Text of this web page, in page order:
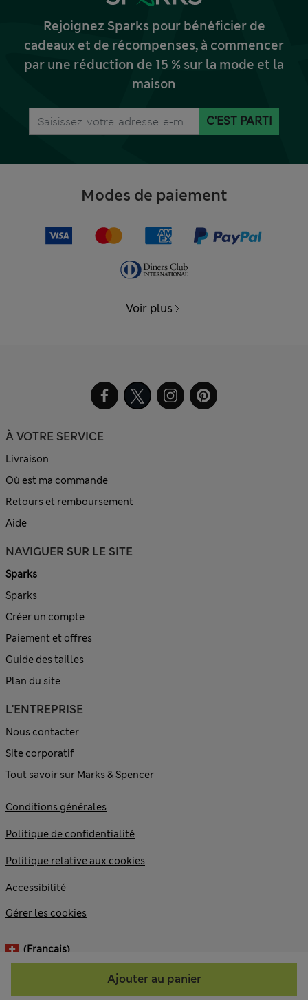
Ajouter au panier
Rejoignez Sparks pour bénéficier de
cadeaux et de récompenses, à commencer
par une réduction de 15 % sur la mode et la
maison
C'EST PARTI
Modes de paiement
Voir plus
À VOTRE SERVICE
Livraison
Où est ma commande
Retours et remboursement
Aide
NAVIGUER SUR LE SITE
Sparks
Sparks
Créer un compte
Paiement et offres
Guide des tailles
Plan du site
L'ENTREPRISE
Nous contacter
Site corporatif
Tout savoir sur Marks & Spencer
© 2026 Marks and Spencer plc
Conditions générales
Politique de confidentialité
Politique relative aux cookies
Accessibilité
Gérer les cookies
(français)